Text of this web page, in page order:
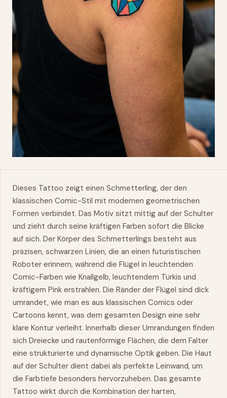
Dieses Tattoo zeigt einen Schmetterling, der den
klassischen Comic-Stil mit modernen geometrischen
Formen verbindet. Das Motiv sitzt mittig auf der Schulter
und zieht durch seine kräftigen Farben sofort die Blicke
auf sich. Der Körper des Schmetterlings besteht aus
präzisen, schwarzen Linien, die an einen futuristischen
Roboter erinnern, während die Flügel in leuchtenden
Comic-Farben wie Knallgelb, leuchtendem Türkis und
kräftigem Pink erstrahlen. Die Ränder der Flügel sind dick
umrandet, wie man es aus klassischen Comics oder
Cartoons kennt, was dem gesamten Design eine sehr
klare Kontur verleiht. Innerhalb dieser Umrandungen finden
sich Dreiecke und rautenförmige Flächen, die dem Falter
eine strukturierte und dynamische Optik geben. Die Haut
auf der Schulter dient dabei als perfekte Leinwand, um
die Farbtiefe besonders hervorzuheben. Das gesamte
Tattoo wirkt durch die Kombination der harten,